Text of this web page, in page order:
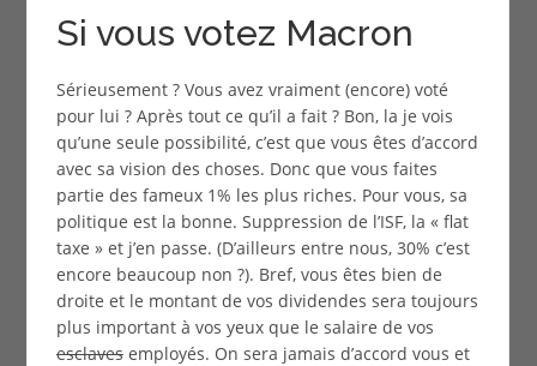
Si vous votez Macron
Sérieusement ? Vous avez vraiment (encore) voté
pour lui ? Après tout ce qu’il a fait ? Bon, la je vois
qu’une seule possibilité, c’est que vous êtes d’accord
avec sa vision des choses. Donc que vous faites
partie des fameux 1% les plus riches. Pour vous, sa
politique est la bonne. Suppression de l’ISF, la « flat
taxe » et j’en passe. (D’ailleurs entre nous, 30% c’est
encore beaucoup non ?). Bref, vous êtes bien de
droite et le montant de vos dividendes sera toujours
plus important à vos yeux que le salaire de vos
esclavesemployés. On sera jamais d’accord vous et